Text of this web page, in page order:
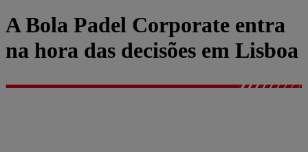
A Bola Padel Corporate entra
na hora das decisões em Lisboa